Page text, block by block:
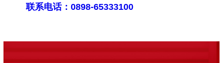
联系电话：0898-65333100